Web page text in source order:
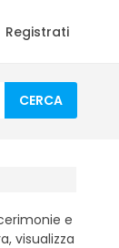
Registrati
CERCA
e
visualizza